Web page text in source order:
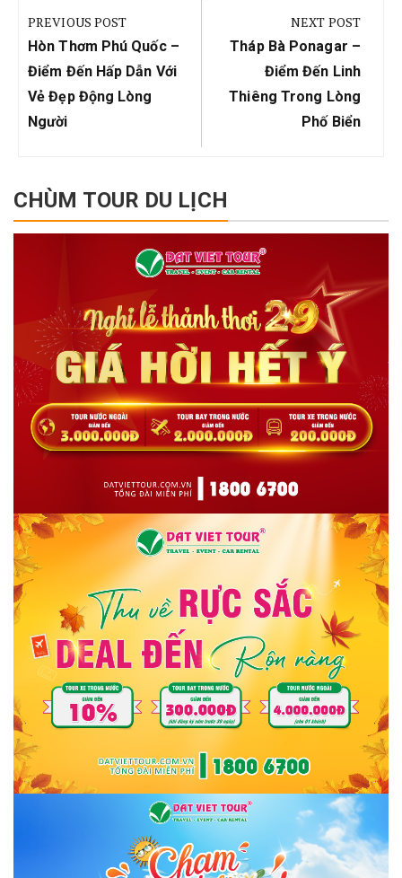
hướng
bài
viết
PREVIOUS POST
Previous
Post:
Hòn Thơm Phú Quốc –
Điểm Đến Hấp Dẫn Với
Vẻ Đẹp Động Lòng
Người
NEXT POST
Next
Post:
Tháp Bà Ponagar –
Điểm Đến Linh
Thiêng Trong Lòng
Phố Biển
CHÙM TOUR DU LỊCH